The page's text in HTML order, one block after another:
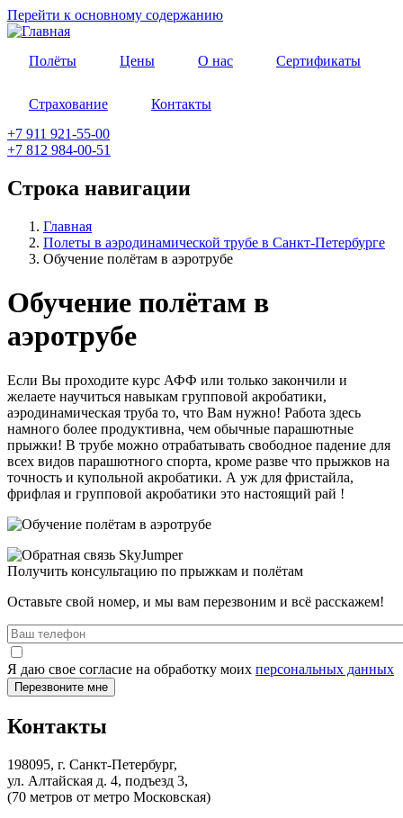
Перейти к основному содержанию
Полёты Цены О нас Сертификаты
Страхование
Контакты
+7 911 921-55-00
+7 812 984-00-51
Строка навигации
Главная
Полеты в аэродинамической трубе в Санкт-Петербурге
Обучение полётам в аэротрубе
Обучение полётам в
аэротрубе
Если Вы проходите курс АФФ или только закончили и
желаете научиться навыкам групповой акробатики,
аэродинамическая труба то, что Вам нужно! Работа здесь
намного более продуктивна, чем обычные парашютные
прыжки! В трубе можно отрабатывать свободное падение для
всех видов парашютного спорта, кроме разве что прыжков на
точность и купольной акробатики. А уж для фристайла,
фрифлая и групповой акробатики это настоящий рай !
Получить консультацию по прыжкам и полётам
Оставьте свой номер, и мы вам перезвоним и всё расскажем!
Я даю свое согласие на обработку моих персональных данных
Контакты
198095, г. Санкт-Петербург,
ул. Алтайская д. 4, подъезд 3,
(70 метров от метро Московская)